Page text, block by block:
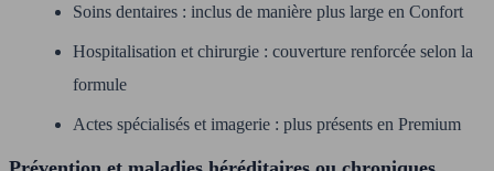
Soins dentaires : inclus de manière plus large en Confort
Hospitalisation et chirurgie : couverture renforcée selon la
formule
Actes spécialisés et imagerie : plus présents en Premium